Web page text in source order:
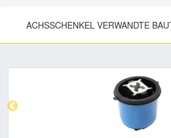
ACHSSCHENKEL VERWANDTE